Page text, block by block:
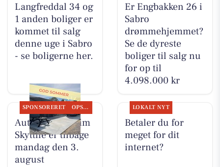
Langfreddal 34 og
1 anden boliger er
kommet til salg
denne uge i Sabro
- se boligerne her.
Er Engbakken 26 i
Sabro
drømmehjemmet?
Se de dyreste
boliger til salg nu
for op til
4.098.000 kr
SPONSORERET OPSLAGSTAVLEN
Autotekniker Kim
Skytthe er tilbage
mandag den 3.
august
LOKALT NYT
Betaler du for
meget for dit
internet?